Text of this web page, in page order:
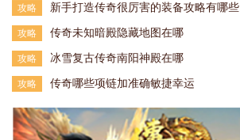
攻略 新手打造传奇很厉害的装备攻略有哪些
攻略 传奇未知暗殿隐藏地图在哪
攻略 冰雪复古传奇南阳神殿在哪
攻略 传奇哪些项链加准确敏捷幸运